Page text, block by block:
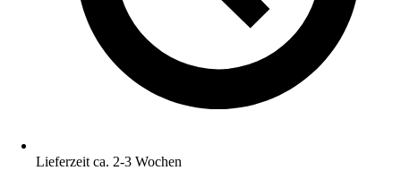
Lieferzeit ca. 2-3 Wochen